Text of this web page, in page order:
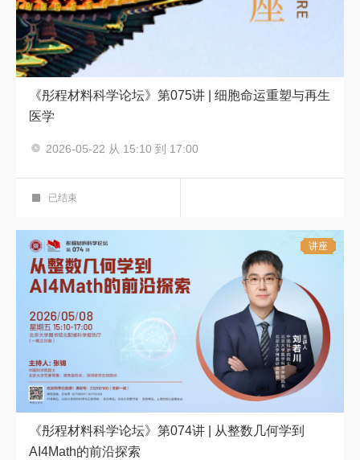
《彤程材料科学论坛》第075讲 | 细胞命运重塑与再生
医学
主讲人：邓宏魁
2026-05-22 从 15:10 到 17:00
科学报告厅
已结束
讲座
《彤程材料科学论坛》第074讲 | 从整数几何学到
AI4Math的前沿探索